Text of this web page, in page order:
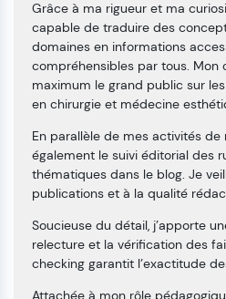
Grâce à ma rigueur et ma
capable de traduire des
domaines en informations
compréhensibles par tous. Mon
maximum le grand public sur
en chirurgie et médecine
En parallèle de mes activités de
également le suivi éditorial des
thématiques dans le blog. Je
publications et à la qualité
Soucieuse du détail, j’apporte
relecture et la vérification des
checking garantit l’exactitude
Attachée à mon rôle